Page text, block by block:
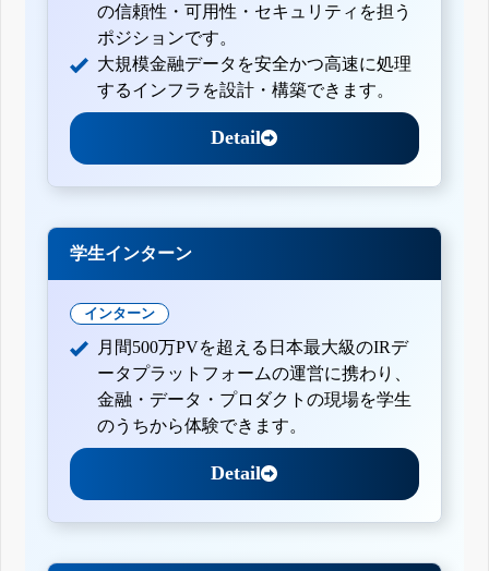
の信頼性・可用性・セキュリティを担う
ポジションです。
大規模金融データを安全かつ高速に処理
するインフラを設計・構築できます。
Detail
学生インターン
インターン
月間500万PVを超える日本最大級のIRデ
ータプラットフォームの運営に携わり、
金融・データ・プロダクトの現場を学生
のうちから体験できます。
Detail